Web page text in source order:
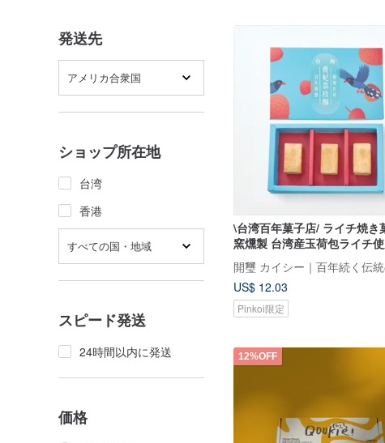
発送先
アメリカ合衆国
ショップ所在地
台湾
香港
すべての国・地域
スピード発送
24時間以内に発送
価格
\台湾百年菓子店/ ライチ焼き
窯燻製 台湾産玉荷包ライチ
フトボックス個包装
US$ 12.03
Pinkoi限定
12%OFF